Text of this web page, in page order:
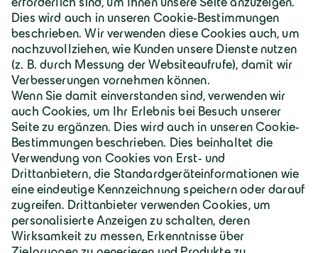
Deutschland | Deutsch
Geiger Gruppe